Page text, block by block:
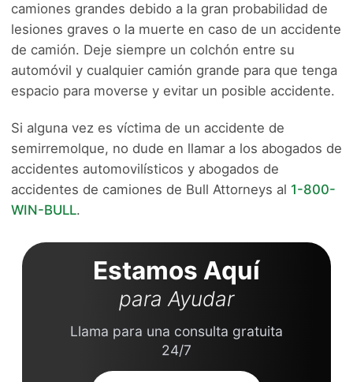
camiones grandes debido a la gran probabilidad de
lesiones graves o la muerte en caso de un accidente
de camión. Deje siempre un colchón entre su
automóvil y cualquier camión grande para que tenga
espacio para moverse y evitar un posible accidente.
Si alguna vez es víctima de un accidente de
semirremolque, no dude en llamar a los abogados de
accidentes automovilísticos y abogados de
accidentes de camiones de Bull Attorneys al 1-800-
WIN-BULL.
Estamos Aquí
para Ayudar
Llama para una consulta gratuita
24/7